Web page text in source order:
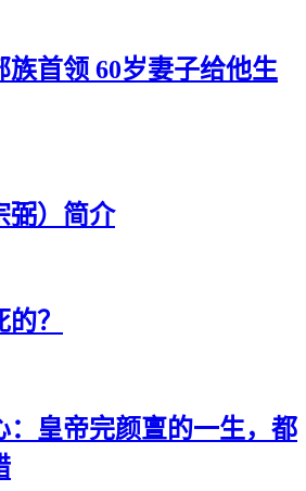
族首领 60岁妻子给他生
弼）简介
？
：皇帝完颜亶的一生，都